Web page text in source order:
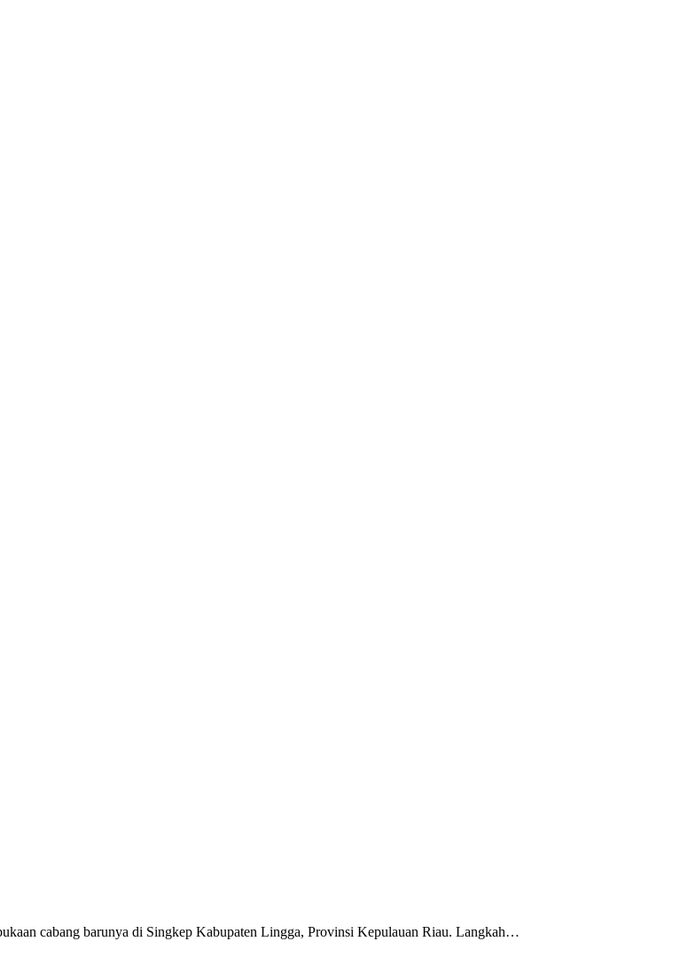
cabang barunya di Singkep Kabupaten Lingga, Provinsi Kepulauan Riau. Langkah…